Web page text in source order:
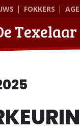
FOKKERS
Texelaar